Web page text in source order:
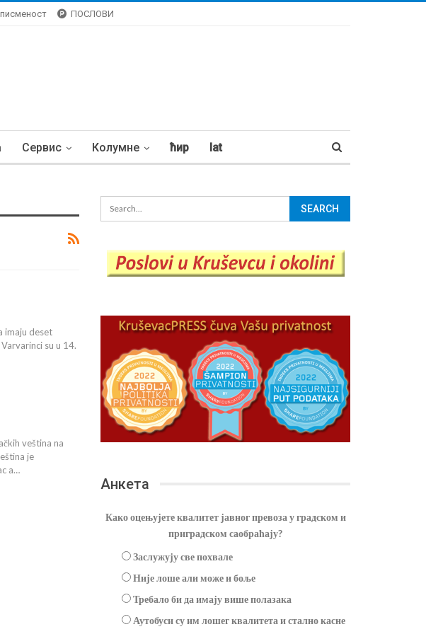
ПОСЛОВИ
Сервис Колумне ћир lat
imaju deset
su u 14.
veština na
je
a…
Анкета
Како оцењујете квалитет јавног превоза у градском и
приградском саобраћају?
Заслужују све похвале
Није лоше али може и боље
Требало би да имају више полазака
Аутобуси су им лошег квалитета и стално касне